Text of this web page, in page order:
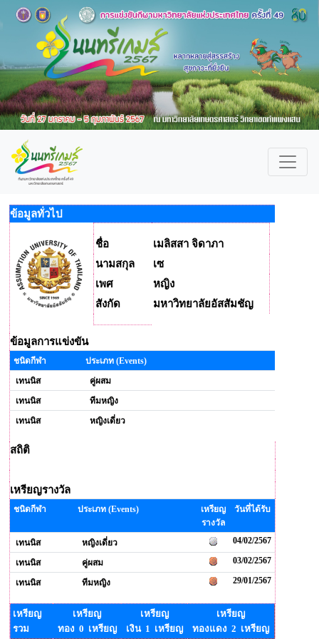
ข้อมูลทั่วไป
ชื่อ
เมลิสสา จิดาภา
นามสกุล
เซ
เพศ
หญิง
สังกัด
มหาวิทยาลัยอัสสัมชัญ
ข้อมูลการแข่งขัน
ชนิดกีฬา
ประเภท (Events)
เทนนิส
คู่ผสม
เทนนิส
ทีมหญิง
เทนนิส
หญิงเดี่ยว
สถิติ
เหรียญรางวัล
ชนิดกีฬา ประเภท (Events)
เหรียญ
รางวัล
วันที่ได้รับ
เทนนิส หญิงเดี่ยว 04/02/2567
เทนนิส คู่ผสม 03/02/2567
เทนนิส ทีมหญิง 29/01/2567
เหรียญ
รวม
เหรียญ
ทอง 0 เหรียญ
เหรียญ
เงิน 1 เหรียญ
เหรียญ
ทองแดง 2 เหรียญ